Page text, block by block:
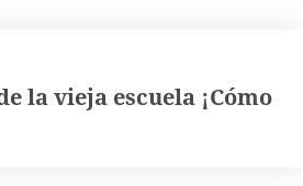
la vieja escuela ¡Cómo